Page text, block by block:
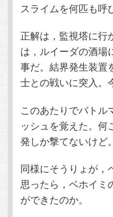
スライムを何匹も呼
正解は，監視塔に行
は，ルイーダの酒場
事だ。結界発生装置
士との戦いに突入。
このあたりでバトル
ッシュを覚えた。
発しか撃てないけど。
同様にそうりょが，
思ったら，ベホイミ
ができたのか。